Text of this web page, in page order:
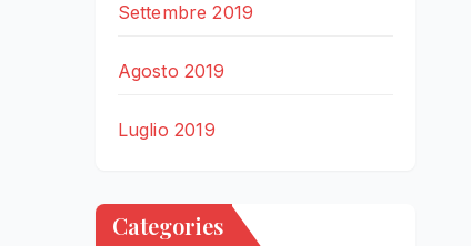
Settembre 2019
Agosto 2019
Luglio 2019
Categories